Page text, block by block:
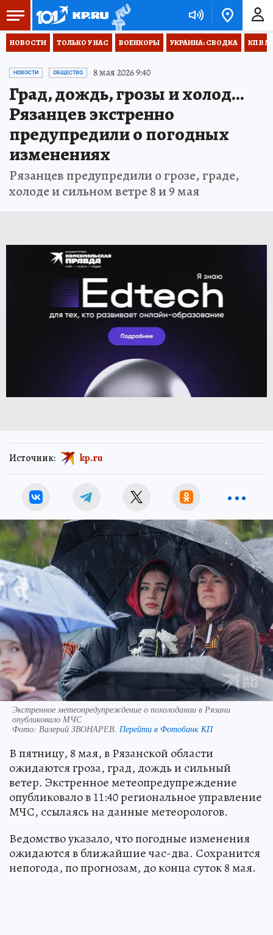
НОВОСТИ ТОЛЬКО У НАС ВОЕНКОРЫ УКРАИНА: СВОДКА КП В
НОВОСТИ ОБЩЕСТВО 8 мая 2026 9:40
Град, дождь, грозы и холод…
Рязанцев экстренно
предупредили о погодных
изменениях
Рязанцев предупредили о грозе, граде,
холоде и сильном ветре 8 и 9 мая
Источник: kp.ru
Экстренное метеопредупреждение о похолодании в Рязани
опубликовало МЧС
Фото: Валерий ЗВОНАРЕВ. Перейти в Фотобанк КП
В пятницу, 8 мая, в Рязанской области
ожидаются гроза, град, дождь и сильный
ветер. Экстренное метеопредупреждение
опубликовало в 11:40 региональное управление
МЧС, ссылаясь на данные метеорологов.
Ведомство указало, что погодные изменения
ожидаются в ближайшие час-два. Сохранится
непогода, по прогнозам, до конца суток 8 мая.